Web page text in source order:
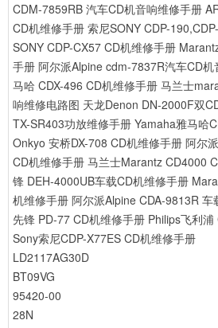
CDM-7859RB 汽车CD机音响维修手册
CD机维修手册 索尼SONY CDP-
SONY CDP-CX57 CD机维修手册
手册 阿尔派Alpine cdm-7837R汽车CD机
马哈 CDX-496 CD机维修手册 马兰士
响维修电路图 天龙Denon DN-2000F双
TX-SR403功放维修手册 Yamaha雅马哈
Onkyo 安桥DX-708 CD机维修手册 阿尔
CD机维修手册 马兰士Marantz CD4000
锋 DEH-4000UB车载CD机维修手册
机维修手册 阿尔派Alpine CDA-9813R 车
先锋 PD-77 CD机维修手册 Philips飞利
Sony索尼CDP-X77ES CD机维修手册
LD2117AG30D
BT09VG
95420-00
28N